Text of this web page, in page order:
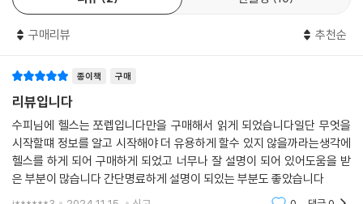
는 능력 200% 발휘하다가 막상 계약하면 막장으로 가는 트레이너도 있다.
눈팅하다가 ‘저 트레이너닷!’ 싶으면 적당한 타이밍에 말을 걸거나 헬스장
--- 「3강 | 첫 출석」 중에서
어떤 운동을 하든 몸은 좋아진다. 근육도, 지구력도 다 좋아진다. 자전거를
타든, 달리기를 하든, 바벨을 들든 어쨌든 좋아진다. 그 중 ‘오직 근육만을
위해’ 올인한 운동을 근력운동이라고 한다. 쉽게 말해 힘 쓰는 운동이다. 힘
많이 쓰고, 막판에 더는 못 들 만큼 기진맥진해서 그만두면 잘한 근력운동
이다. 질질 늘어지며 대충 끝내면 망한 근력운동이다. 이것만 알고 시작해
하지만 현생을 살아내야 하는 직장인과 학생들에게는 본업과 가족, 자기계
발이 더 중요하지 않은가. 본업과 일상에 충실하느라 금쪽같은 시간을 내
다. 이에 저자는 직업 운동인과 사회 운동인의 운동은 당연히 달라야 한다
며, 완벽에 올인한 10%의 운동 말고 손만 뻗으면 쉽게 따먹을 수 있는 9
0%로도 건강과 체력, 남들 앞에서 뽐낼 수준의 몸을 갖기에는 부족함이 없
다고 한다.
초보들의 고민과 선택장애를 싹 날려주는
구매리뷰 추천순
종이책 구매
리뷰입니다
수피님에 헬스는 쪼렙입니다만을 구매해서 읽게 되었습니다일단 무엇을
시작할떄 정보를 알고 시작해야 더 유용하게 할수 있지 않을까라는생각에
헬스를 하게 되어 구매하게 되었고 너무나 잘 설명이 되어 있어도움을 받
은 부분이 많습니다 간단명료하게 설명이 되있는 부분도 좋았습니다